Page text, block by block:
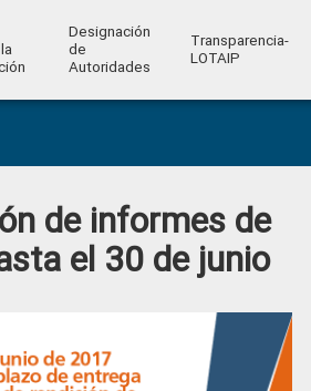
Designación
de
Autoridades
Transparencia-
LOTAIP
de informes de
el 30 de junio